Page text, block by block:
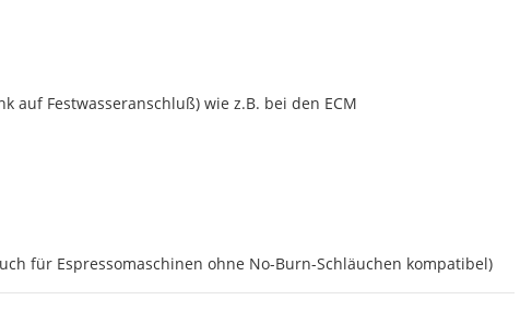
auf Festwasseranschluß) wie z.B. bei den ECM
für Espressomaschinen ohne No-Burn-Schläuchen kompatibel)